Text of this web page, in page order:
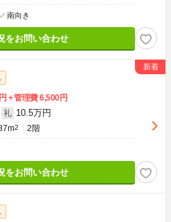
南向き
をお問い合わせ
管理費6,500円
礼 10.5万円
2 2階
をお問い合わせ